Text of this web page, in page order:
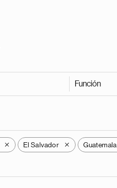
Función
X El Salvador X Guatemala